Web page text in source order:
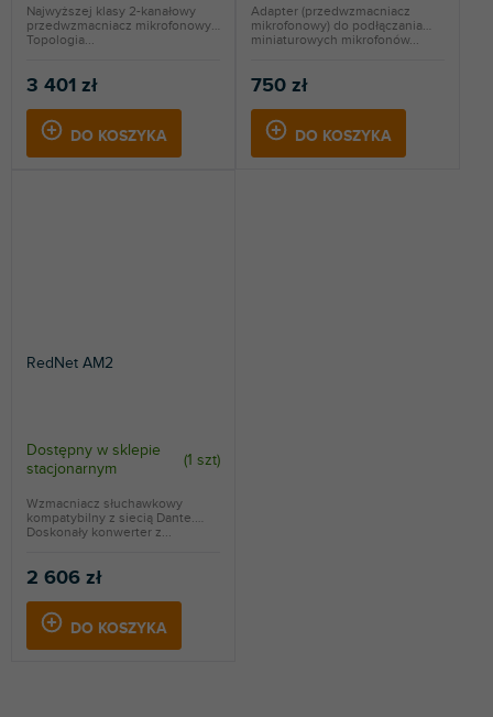
3 401 zł
DO KOSZYKA
Najwyższej klasy 2-kanałowy
przedwzmacniacz mikrofonowy.
Topologia...
750 zł
DO KOSZYKA
Adapter (przedwzmacniacz
mikrofonowy) do podłączania
miniaturowych mikrofonów...
RedNet AM2
Dostępny w sklepie
stacjonarnym
(1 szt)
2 606 zł
DO KOSZYKA
Wzmacniacz słuchawkowy
kompatybilny z siecią Dante.
Doskonały konwerter z...